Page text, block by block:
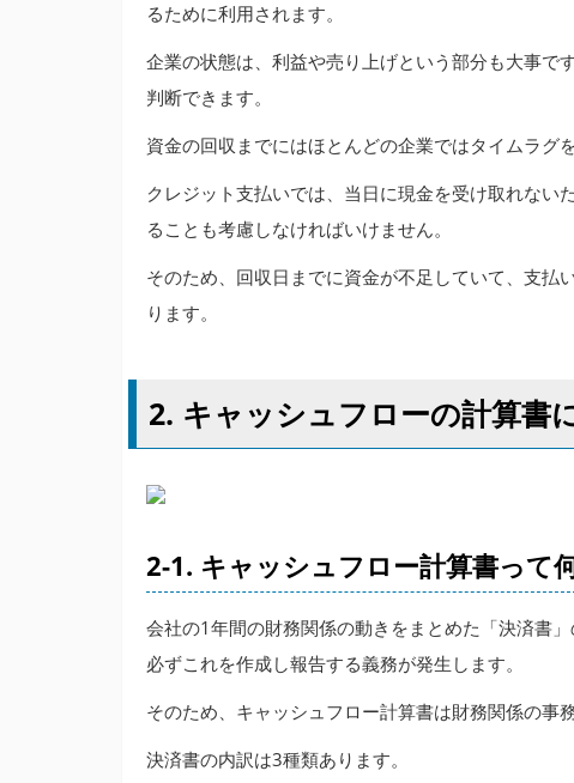
るために利用されます。
企業の状態は、利益や売り上げという部分も大事で
判断できます。
資金の回収までにはほとんどの企業ではタイムラグ
クレジット支払いでは、当日に現金を受け取れな
ることも考慮しなければいけません。
そのため、回収日までに資金が不足していて、支払
ります。
2. キャッシュフローの計算書
2-1. キャッシュフロー計算書って
会社の1年間の財務関係の動きをまとめた「決済書
必ずこれを作成し報告する義務が発生します。
そのため、キャッシュフロー計算書は財務関係の事
決済書の内訳は3種類あります。